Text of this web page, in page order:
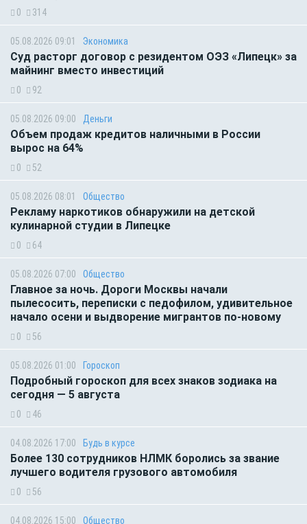
0 314
05.08.2026 09:01 Экономика
Суд расторг договор с резидентом ОЭЗ «Липецк» за
майнинг вместо инвестиций
0 92
05.08.2026 09:00 Деньги
Объем продаж кредитов наличными в России
вырос на 64%
0 52
05.08.2026 08:01 Общество
Рекламу наркотиков обнаружили на детской
кулинарной студии в Липецке
0 64
05.08.2026 07:00 Общество
Главное за ночь. Дороги Москвы начали
пылесосить, переписки с педофилом, удивительное
начало осени и выдворение мигрантов по-новому
0 56
05.08.2026 01:00 Гороскоп
Подробный гороскоп для всех знаков зодиака на
сегодня — 5 августа
0 46
04.08.2026 17:00 Будь в курсе
Более 130 сотрудников НЛМК боролись за звание
лучшего водителя грузового автомобиля
0 56
04.08.2026 15:00 Общество